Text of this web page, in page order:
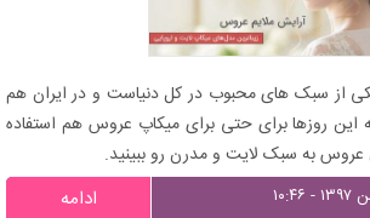
از سبک های محبوب در کل دنیاست و در ایران هم
این روزها برای حتی برای میکاپ عروس هم استفاده
به سبک لایت و مدرن رو ببینید.
ادامه